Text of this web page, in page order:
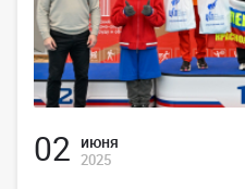
02 июня
2025